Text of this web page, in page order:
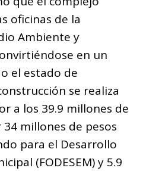
oficinas de la
Ambiente y
en un
el estado de
se realiza
a los 39.9 millones de
millones de pesos
para el Desarrollo
(FODESEM) y 5.9